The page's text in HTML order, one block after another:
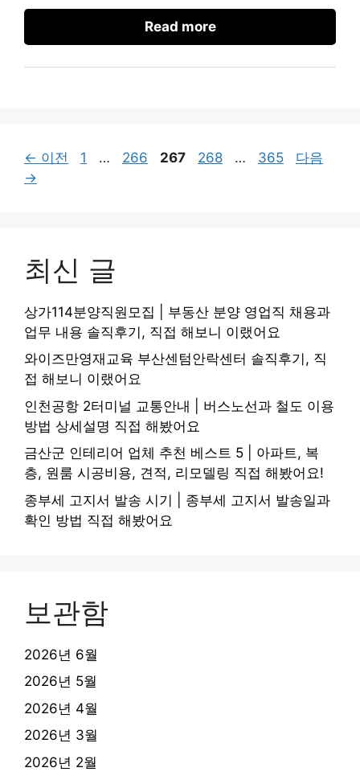
Read more
← 이전
페
1 …
페
266
페
267
페
268 …
페
365
다음
→
최신 글
상가114분양직원모집 | 부동산 분양 영업직 채용과
업무 내용 솔직후기, 직접 해보니 이랬어요
와이즈만영재교육 부산센텀안락센터 솔직후기, 직
접 해보니 이랬어요
인천공항 2터미널 교통안내 | 버스노선과 철도 이용
방법 상세설명 직접 해봤어요
금산군 인테리어 업체 추천 베스트 5 | 아파트, 복
층, 원룸 시공비용, 견적, 리모델링 직접 해봤어요!
종부세 고지서 발송 시기 | 종부세 고지서 발송일과
확인 방법 직접 해봤어요
보관함
2026년 6월
2026년 5월
2026년 4월
2026년 3월
2026년 2월